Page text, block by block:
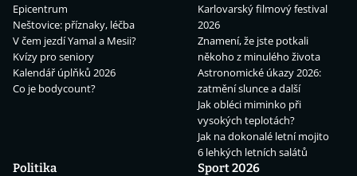
Epicentrum
Neštovice: příznaky, léčba
V čem jezdí Yamal a Mesii?
Kvízy pro seniory
Kalendář úplňků 2026
Co je bodycount?
Karlovarský filmový festival
2026
Znamení, že jste potkali
někoho z minulého života
Astronomické úkazy 2026:
zatmění slunce a další
Jak obléci miminko při
vysokých teplotách?
Jak na dokonalé letní mojito
6 lehkých letních salátů
Politika
Sport 2026